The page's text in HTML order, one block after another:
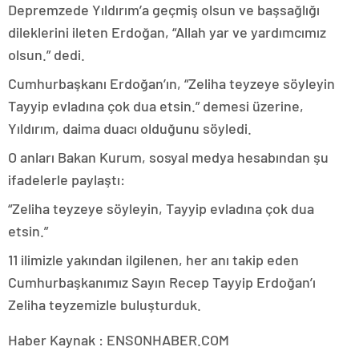
Depremzede Yıldırım’a geçmiş olsun ve başsağlığı
dileklerini ileten Erdoğan, “Allah yar ve yardımcımız
olsun.” dedi.
Cumhurbaşkanı Erdoğan’ın, “Zeliha teyzeye söyleyin
Tayyip evladına çok dua etsin.” demesi üzerine,
Yıldırım, daima duacı olduğunu söyledi.
O anları Bakan Kurum, sosyal medya hesabından şu
ifadelerle paylaştı:
“Zeliha teyzeye söyleyin, Tayyip evladına çok dua
etsin.”
11 ilimizle yakından ilgilenen, her anı takip eden
Cumhurbaşkanımız Sayın Recep Tayyip Erdoğan’ı
Zeliha teyzemizle buluşturduk.
Haber Kaynak : ENSONHABER.COM